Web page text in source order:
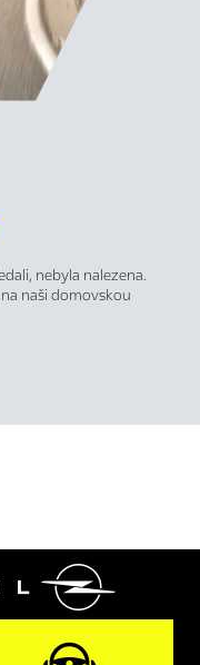
nebyla nalezena.
naši domovskou